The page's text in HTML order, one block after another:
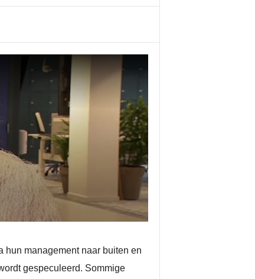
hun management naar buiten en
gespeculeerd. Sommige